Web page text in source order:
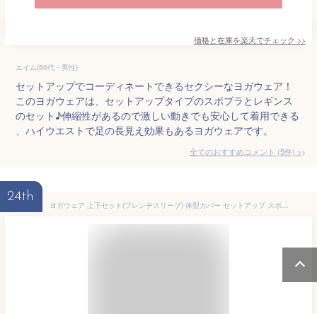
価格と在庫を楽天でチェック >>
エイム(50代・男性)
セットアップでコーディネートできるセクシーなヨガウェア！
このヨガウェアは、セットアップタイプのスポブラとレギンス
のセット♪伸縮性があるので激しい動きでも安心して着用できる
、ハイウエストで足の長見え効果もあるヨガウェアです。
全てのおすすめコメント (5件) >
24th
ヨガウェア 上下セット(フレンチスリーブ) 体型カバー セットアップ スポーツウェア レディース トップス ボトム おしゃれ チュニック ヨガウエア 杢パンツ おうちヨガ フィットネスウェア 半袖 ヨガ ピラティス shanti シャンティ 送料無料 ◇◇